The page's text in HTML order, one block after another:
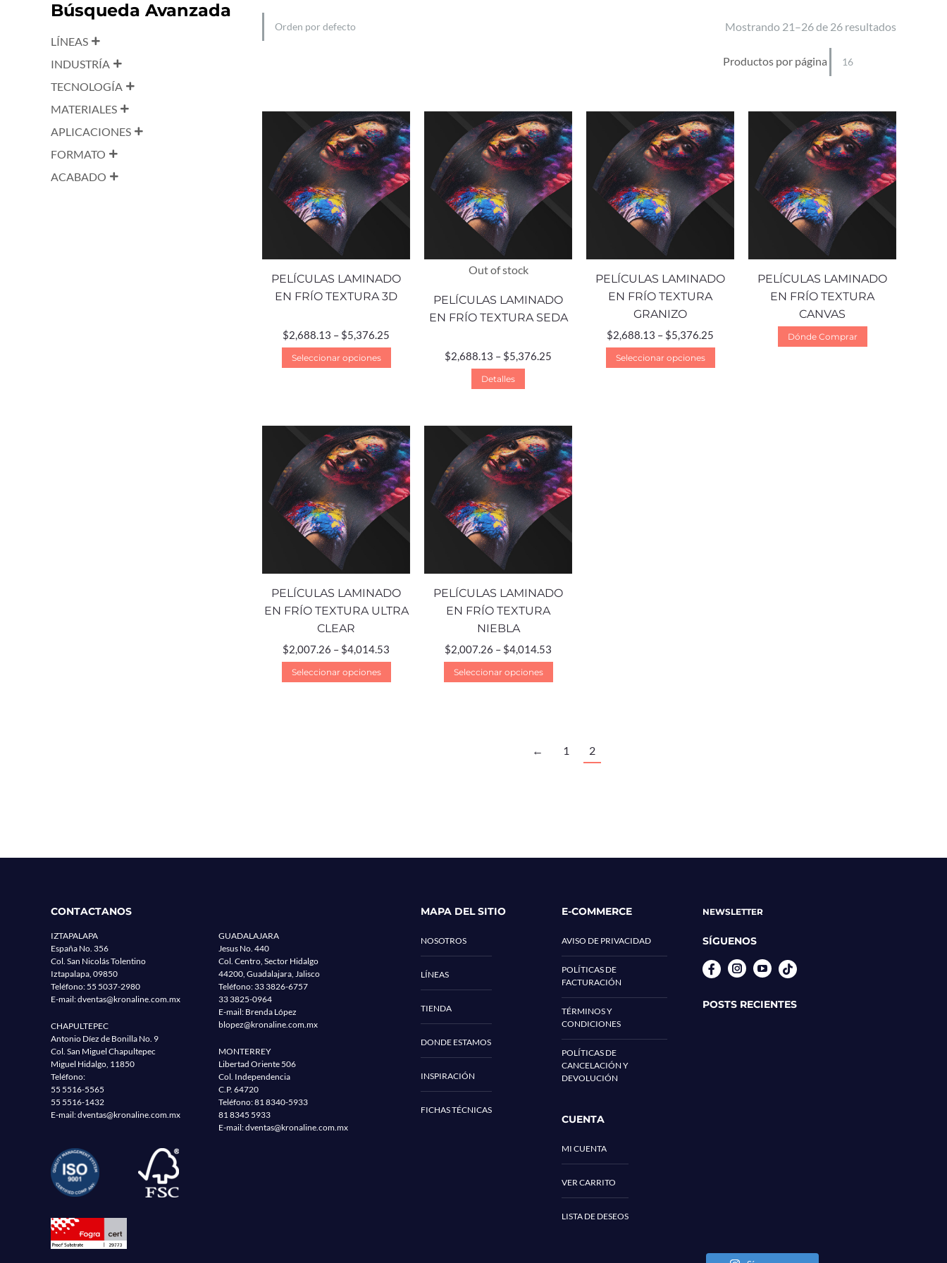
Mostrando 21–26 de 26 resultados
Productos por página
PELÍCULAS LAMINADO
EN FRÍO TEXTURA 3D
$2,688.13 – $5,376.25
Seleccionar opciones
Out of stock
PELÍCULAS LAMINADO
EN FRÍO TEXTURA SEDA
$2,688.13 – $5,376.25
Detalles
PELÍCULAS LAMINADO
EN FRÍO TEXTURA
GRANIZO
$2,688.13 – $5,376.25
Seleccionar opciones
PELÍCULAS LAMINADO
EN FRÍO TEXTURA
CANVAS
Dónde Comprar
PELÍCULAS LAMINADO
EN FRÍO TEXTURA ULTRA
CLEAR
$2,007.26 – $4,014.53
Seleccionar opciones
PELÍCULAS LAMINADO
EN FRÍO TEXTURA
NIEBLA
$2,007.26 – $4,014.53
Seleccionar opciones
← 1 2
Búsqueda Avanzada
LÍNEAS
INDUSTRÍA
TECNOLOGÍA
MATERIALES
APLICACIONES
FORMATO
ACABADO
CONTACTANOS
IZTAPALAPA
España No. 356
Col. San Nicolás Tolentino
Iztapalapa, 09850
Teléfono:55 5037-2980
E-mail:dventas@kronaline.com.mx
CHAPULTEPEC
Antonio Díez de Bonilla No. 9
Col. San Miguel Chapultepec
Miguel Hidalgo, 11850
Teléfono:
55 5516-5565
55 5516-1432
E-mail:dventas@kronaline.com.mx
GUADALAJARA
Jesus No. 440
Col. Centro, Sector Hidalgo
44200, Guadalajara, Jalisco
Teléfono: 33 3826-6757
33 3825-0964
E-mail: Brenda López
blopez@kronaline.com.mx
MONTERREY
Libertad Oriente 506
Col. Independencia
C.P. 64720
Teléfono:81 8340-5933
81 8345 5933
E-mail:dventas@kronaline.com.mx
MAPA DEL SITIO
NOSOTROS
LÍNEAS
TIENDA
DONDE ESTAMOS
INSPIRACIÓN
FICHAS TÉCNICAS
E-COMMERCE
AVISO DE PRIVACIDAD
POLÍTICAS DE
FACTURACIÓN
TÉRMINOS Y
CONDICIONES
POLÍTICAS DE
CANCELACIÓN Y
DEVOLUCIÓN
CUENTA
MI CUENTA
VER CARRITO
LISTA DE DESEOS
NEWSLETTER
SÍGUENOS
InstagramYouTube
POSTS RECIENTES